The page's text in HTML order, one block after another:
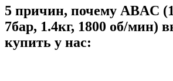
5 причин, почему ABAC
7бар, 1.4кг, 1800 об/мин)
купить у нас: